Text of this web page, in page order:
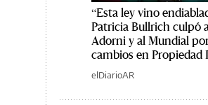
“Esta ley vino
Patricia Bullrich culpó
Adorni y al Mundial
cambios en Propiedad
elDiarioAR